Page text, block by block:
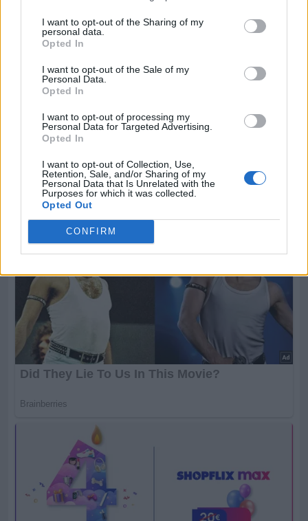
I want to opt-out of the Sharing of my
personal data.
Opted In
I want to opt-out of the Sale of my
Personal Data.
Opted In
I want to opt-out of processing my
Personal Data for Targeted Advertising.
Opted In
I want to opt-out of Collection, Use,
Retention, Sale, and/or Sharing of my
Personal Data that Is Unrelated with the
Purposes for which it was collected.
Opted Out
CONFIRM